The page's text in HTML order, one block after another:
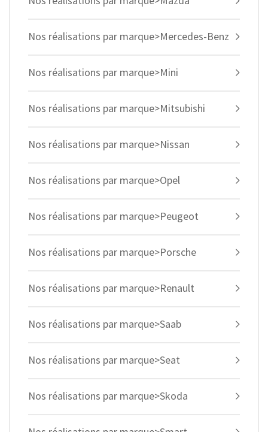
Nos réalisations par marque>Mercedes-Benz
Nos réalisations par marque>Mini
Nos réalisations par marque>Mitsubishi
Nos réalisations par marque>Nissan
Nos réalisations par marque>Opel
Nos réalisations par marque>Peugeot
Nos réalisations par marque>Porsche
Nos réalisations par marque>Renault
Nos réalisations par marque>Saab
Nos réalisations par marque>Seat
Nos réalisations par marque>Skoda